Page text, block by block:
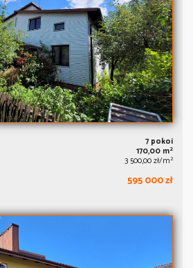
7 pokoi
170,00 m2
3 500,00 zł/m2
595 000 zł